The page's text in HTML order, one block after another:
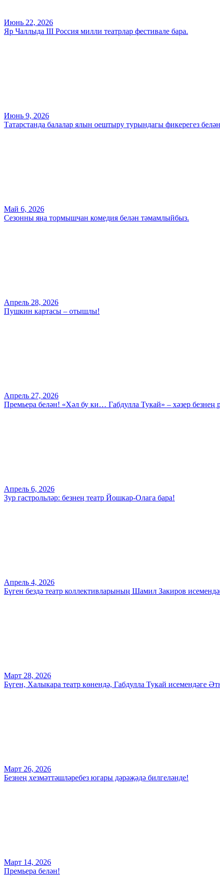
Июнь 22, 2026
Яр Чаллыда III Россия милли театрлар фестивале бара.
Июнь 9, 2026
Татарстанда балалар ялын оештыру турындагы фикерегез
Май 6, 2026
Сезонны яңа тормышчан комедия белән тәмамлыйбыз.
Апрель 28, 2026
Пушкин картасы – отышлы!
Апрель 27, 2026
Премьера белән! «Хәл бу ки… Габдулла Тукай» – хәзер безнең
Апрель 6, 2026
Зур гастрольләр: безнең театр Йошкар-Олага бара!
Апрель 4, 2026
Бүген бездә театр коллективларының Шамил Закиров
Март 28, 2026
Бүген, Халыкара театр көнендә, Габдулла Тукай исемендәге
Март 26, 2026
Безнең хезмәттәшләребез югары дәрәҗәдә билгеләнде!
Март 14, 2026
Премьера белән!